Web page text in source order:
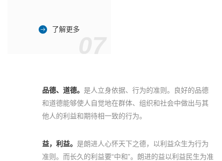
了解更多
品德、道德。 是人立身依据、行为的准则。良好的品德
和道德能够使人自觉地在群体、组织和社会中做出与其
他人的利益和期待相一致的行为。
益，利益。 是朗进人心怀天下之德，以利益众生为行为
准则。而长久的利益要“中和”。朗进的益以利益民生为准